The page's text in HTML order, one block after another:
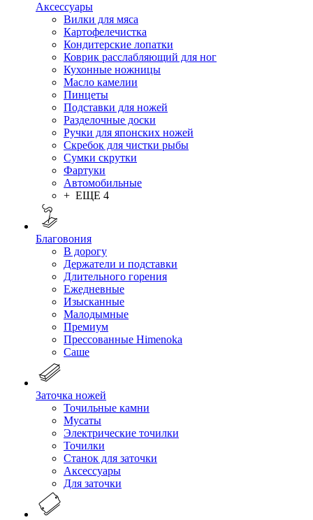
Аксессуары
Вилки для мяса
Картофелечистка
Кондитерские лопатки
Коврик расслабляющий для ног
Кухонные ножницы
Масло камелии
Пинцеты
Подставки для ножей
Разделочные доски
Ручки для японских ножей
Скребок для чистки рыбы
Сумки скрутки
Фартуки
Автомобильные
+ ЕЩЕ 4
Благовония
В дорогу
Держатели и подставки
Длительного горения
Ежедневные
Изысканные
Малодымные
Премиум
Прессованные Himenoka
Саше
Заточка ножей
Точильные камни
Мусаты
Электрические точилки
Точилки
Станок для заточки
Аксессуары
Для заточки